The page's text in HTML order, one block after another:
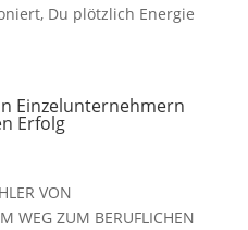
Du plötzlich Energie
Einzelunternehmern
Erfolg
VON
WEG ZUM BERUFLICHEN